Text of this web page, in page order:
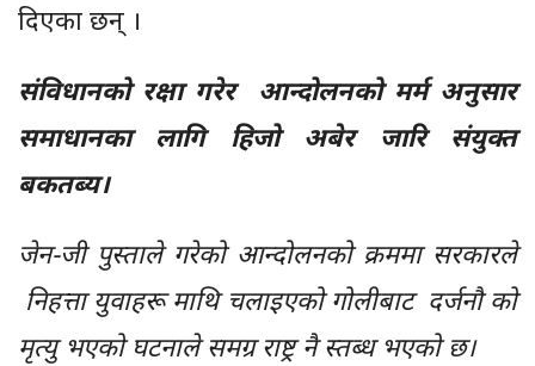
दिएका छन् ।
संविधानको रक्षा गरेर आन्दोलनको मर्म अनुसार
समाधानका लागि हिजो अबेर जारि संयुक्त
बकतब्य।
जेन-जी पुस्ताले गरेको आन्दोलनको क्रममा सरकारले
निहत्ता युवाहरू माथि चलाइएको गोलीबाट दर्जनौ को
मृत्यु भएको घटनाले समग्र राष्ट्र नै स्तब्ध भएको छ।